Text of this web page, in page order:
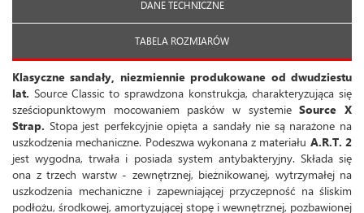
DANE TECHNICZNE
TABELA ROZMIARÓW
Klasyczne sandały, niezmiennie produkowane od dwudziestu
lat. Source Classic to sprawdzona konstrukcja, charakteryzująca się
sześciopunktowym mocowaniem pasków w systemieSource X
Strap. Stopa jest perfekcyjnie opięta a sandały nie są narażone na
uszkodzenia mechaniczne. Podeszwa wykonana z materiału A.R.T. 2
jest wygodna, trwała i posiada system antybakteryjny. Składa się
ona z trzech warstw - zewnętrznej, bieżnikowanej, wytrzymałej na
uszkodzenia mechaniczne i zapewniającej przyczepność na śliskim
podłożu, środkowej, amortyzującej stopę i wewnętrznej, pozbawionej